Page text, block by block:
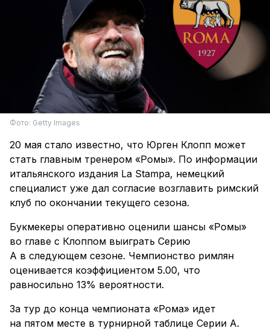
Фото: Getty Images
20 мая стало известно, что Юрген Клопп может
стать главным тренером «Ромы». По информации
итальянского издания La Stampa, немецкий
специалист уже дал согласие возглавить римский
клуб по окончании текущего сезона.
Букмекеры оперативно оценили шансы «Ромы»
во главе с Клоппом выиграть Серию
А в следующем сезоне. Чемпионство римлян
оценивается коэффициентом 5.00, что
равносильно 13% вероятности.
За тур до конца чемпионата «Рома» идет
на пятом месте в турнирной таблице Серии А.